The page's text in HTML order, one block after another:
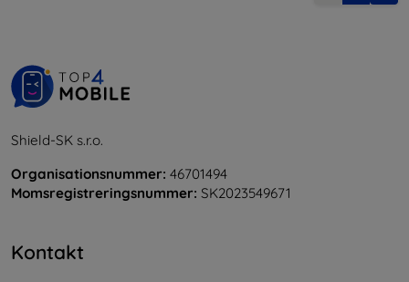
Shield-SK s.r.o.
Organisationsnummer: 46701494
Momsregistreringsnummer: SK2023549671
Kontakt